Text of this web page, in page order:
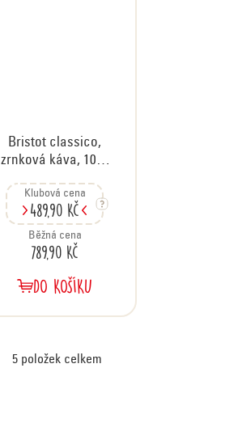
Bristot classico,
zrnková káva, 1000
Klubová cena
489,90 Kč
Běžná cena
789,90 Kč
DO KOŠÍKU
O
5položek celkem